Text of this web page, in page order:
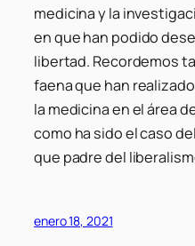
medicina y la
en que han podido
libertad. Recordemos
faena que han
la medicina en el área
como ha sido el caso
que padre del
enero 18, 2021